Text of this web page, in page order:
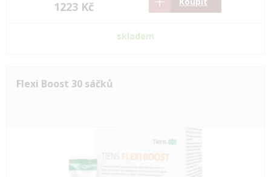
1223 Kč
skladem
Flexi Boost 30 sáčků